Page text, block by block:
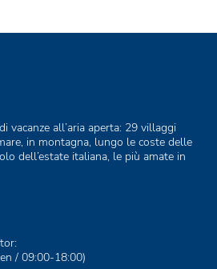
vacanze all’aria aperta: 29 villaggi
in montagna, lungo le coste delle
dell’estate italiana, le più amate in
/ 09:00-18:00)